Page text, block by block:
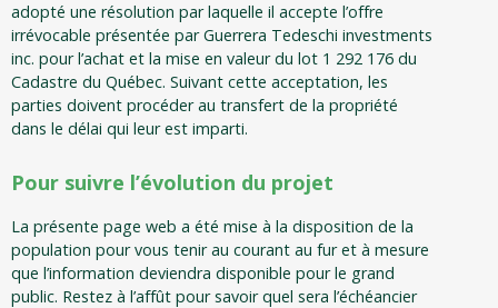
adopté une résolution par laquelle il accepte l’offre
irrévocable présentée par Guerrera Tedeschi investments
inc. pour l’achat et la mise en valeur du lot 1 292 176 du
Cadastre du Québec. Suivant cette acceptation, les
parties doivent procéder au transfert de la propriété
dans le délai qui leur est imparti.
Pour suivre l’évolution du projet
La présente page web a été mise à la disposition de la
population pour vous tenir au courant au fur et à mesure
que l’information deviendra disponible pour le grand
public. Restez à l’affût pour savoir quel sera l’échéancier